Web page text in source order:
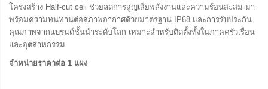
โครงสร้าง Half-cut cell ช่วยลดการสูญเสียพลังงานและความร้อนสะสม มา
พร้อมความทนทานต่อสภาพอากาศด้วยมาตรฐาน IP68 และการรับประกัน
คุณภาพจากแบรนด์ชั้นนำระดับโลก เหมาะสำหรับติดตั้งทั้งในภาคครัวเรือน
และอุตสาหกรรม
จำหน่ายราคาต่อ 1 แผง